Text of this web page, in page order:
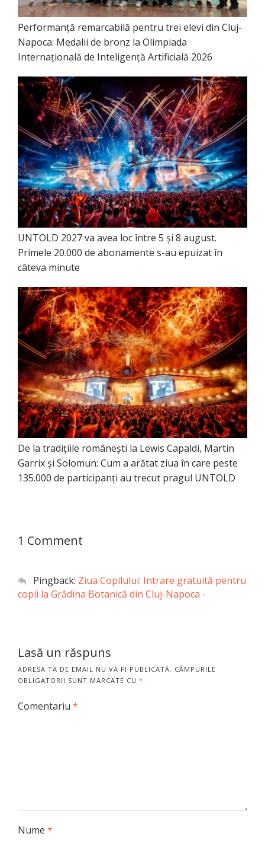
Performanță remarcabilă pentru trei elevi din Cluj-
Napoca: Medalii de bronz la Olimpiada
Internațională de Inteligență Artificială 2026
UNTOLD 2027 va avea loc între 5 și 8 august.
Primele 20.000 de abonamente s-au epuizat în
câteva minute
De la tradițiile românești la Lewis Capaldi, Martin
Garrix și Solomun: Cum a arătat ziua în care peste
135.000 de participanți au trecut pragul UNTOLD
1 Comment
Pingback: Ziua Copilului: Intrare gratuită pentru
copii la Grădina Botanică din Cluj-Napoca -
Lasă un răspuns
ADRESA TA DE EMAIL NU VA FI PUBLICATĂ. CÂMPURILE
OBLIGATORII SUNT MARCATE CU *
Comentariu *
Nume *